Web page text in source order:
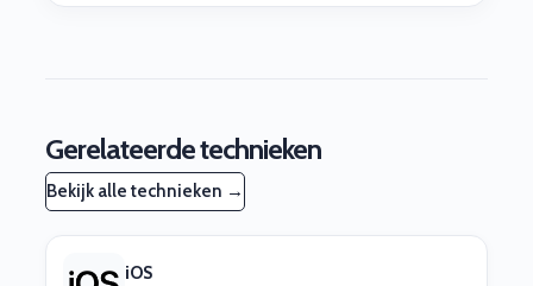
Gerelateerde technieken
Bekijk alle technieken →
iOS